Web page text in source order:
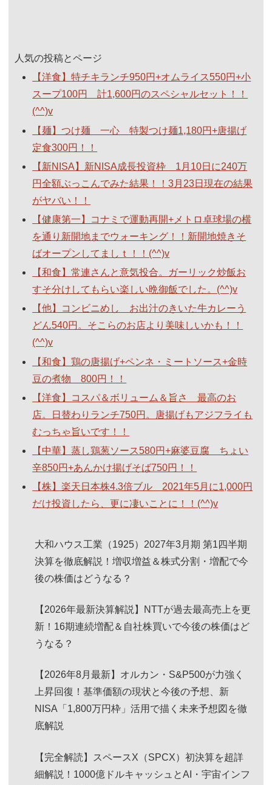
人気の投稿とページ
【洋食】特チキランチ950円+オムライス550円+小
スープ100円 計1,600円のスペシャルセット！！
(^^)v
【麺】つけ麺 一心 特製つけ麺1,180円+唐揚げ
定食300円！！
【新NISA】新NISA成長投資枠 1月10日に240万
円全額ぶっこんでみた結果！！3月23日現在の結果
がヤバい！！
【健康第一】コナミで運動再開+メトロ卓球場の横
を通り新開地までウォーキング！！新開地焼きそ
ばオープンしてましｔ！！(^^)v
【和食】常連さんと意気投合。ガーリック炒飯お
すそ分けしてもらい楽しい晩御飯でした。(^^)v
【他】コンビニめし お出汁のきいた牛カレーう
どん540円。そこらのお店より美味しいかも！！
(^^)v
【和食】鶏の唐揚げ+ペンネ・ミートソース+金時
豆の煮物 800円！！
【洋食】コスパ＆ボリューム＆旨さ 最高のお
店。日替わりランチ750円。唐揚げもアジフライも
むっちゃ旨いです！！
【中華】蒸し鶏葱ソース580円+麻婆豆腐 ちょい
辛850円+あんかけ揚げそば750円！！
【株】楽天日本株4.3倍ブル 2021年5月に1,000円
だけ投資したら、更に凄いことに！！(^^)v
大和ハウス工業（1925）2027年3月期 第1四半期
決算を徹底解説！増収増益＆株式分割・増配で今
後の株価はどうなる？
【2026年最新決算解説】NTTが過去最高売上を更
新！16期連続増配＆自社株買いで今後の株価はど
うなる？
【2026年8月最新】オルカン・S&P500が力強く
上昇回復！基準価額の現状と今後の予想、新
NISA「1,800万円枠」活用で描く未来予想図を徹
底解説
【完全解読】スペースX（SPCX）初決算を超詳
細解説！1000億ドルキャッシュとAI・宇宙インフ